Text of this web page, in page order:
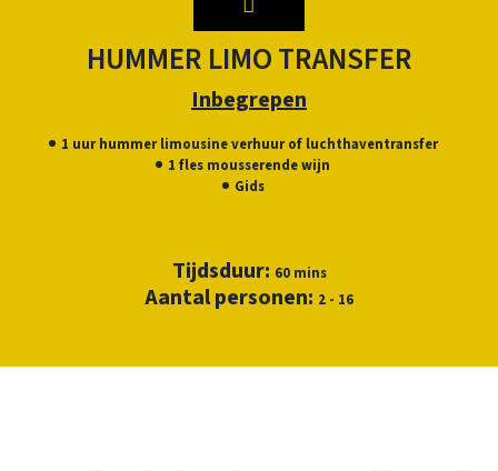
HUMMER LIMO TRANSFER
Inbegrepen
1 uur hummer limousine verhuur of luchthaventransfer
1 fles mousserende wijn
Gids
Tijdsduur: 60 mins
Aantal personen: 2 - 16